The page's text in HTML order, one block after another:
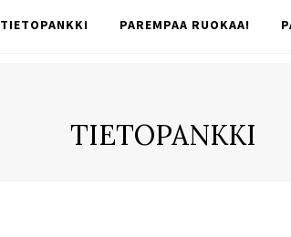
TIETOPANKKI PAREMPAA RUOKAA!
TIETOPANKKI